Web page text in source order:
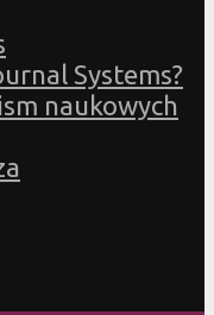
Systems?
naukowych